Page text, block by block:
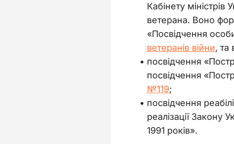
Кабінету міністрів
ветерана. Воно
«Посвідчення
ветеранів війни, та
посвідчення
посвідчення
№119;
посвідчення
реалізації Закону
1991 років».